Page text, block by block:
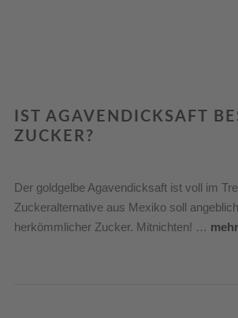
IST AGAVENDICKSAFT
ZUCKER?
Der goldgelbe Agavendicksaft ist voll im
Zuckeralternative aus Mexiko soll
herkömmlicher Zucker. Mitnichten! …